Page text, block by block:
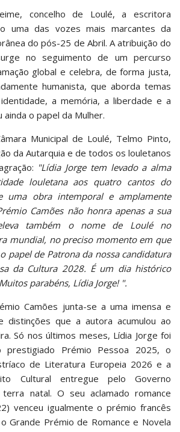
concelho de Loulé, a escritora
uma das vozes mais marcantes da
do pós-25 de Abril. A atribuição do
no seguimento de um percurso
global e celebra, de forma justa,
humanista, que aborda temas
a memória, a liberdade e a
ainda o papel da Mulher.
Municipal de Loulé, Telmo Pinto,
da Autarquia e de todos os louletanos
"Lídia Jorge tem levado a alma
louletana aos quatro cantos do
uma obra intemporal e amplamente
Camões não honra apenas a sua
também o nome de Loulé no
mundial, no preciso momento em que
papel de Patrona da nossa candidatura
da Cultura 2028. É um dia histórico
parabéns, Lídia Jorge! ".
Camões junta-se a uma imensa e
distinções que a autora acumulou ao
Só nos últimos meses, Lídia Jorge foi
prestigiado Prémio Pessoa 2025, o
de Literatura Europeia 2026 e a
Cultural entregue pelo Governo
natal. O seu aclamado romance
venceu igualmente o prémio francês
Grande Prémio de Romance e Novela